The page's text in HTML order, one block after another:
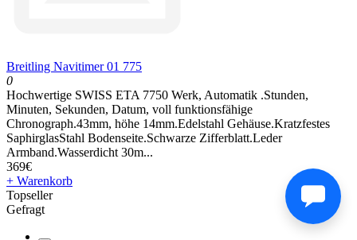
Breitling Navitimer 01 775
0
Hochwertige SWISS ETA 7750 Werk, Automatik .Stunden,
Minuten, Sekunden, Datum, voll funktionsfähige
Chronograph.43mm, höhe 14mm.Edelstahl Gehäuse.Kratzfestes
SaphirglasStahl Bodenseite.Schwarze Zifferblatt.Leder
Armband.Wasserdicht 30m...
369€
+ Warenkorb
Topseller
Gefragt